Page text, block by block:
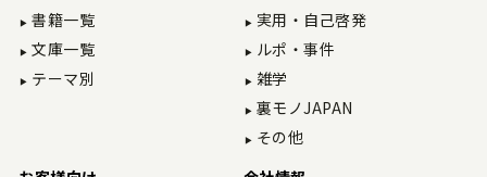
書籍一覧
文庫一覧
テーマ別
実用・自己啓発
ルポ・事件
雑学
裏モノJAPAN
その他